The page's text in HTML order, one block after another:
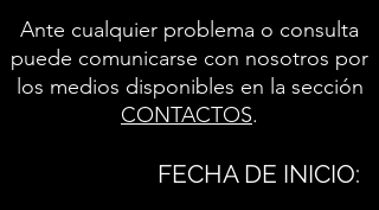
Ante cualquier problema o consulta
puede comunicarse con nosotros por
los medios disponibles en la sección
CONTACTOS.
FECHA DE INICIO: